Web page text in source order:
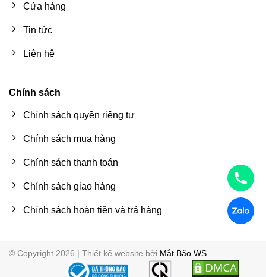
Cửa hàng
Tin tức
Liên hệ
Chính sách
Chính sách quyền riêng tư
Chính sách mua hàng
Chính sách thanh toán
Chính sách giao hàng
Chính sách hoàn tiền và trả hàng
© Copyright 2026 | Thiết kế website bởi Mắt Bão WS